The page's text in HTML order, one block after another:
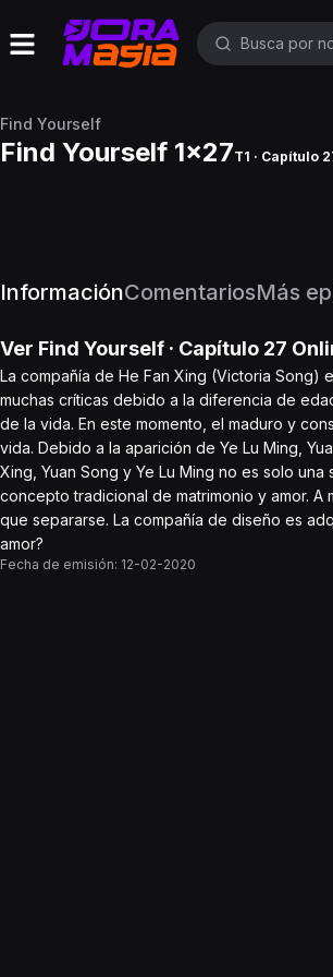
Find Yourself
Find Yourself 1x27T1 · Capítulo
InformaciónComentariosMás
Ver Find Yourself · Capítulo 27
La compañía de He Fan Xing (Victoria Song)
muchas críticas debido a la diferencia de
de la vida. En este momento, el maduro y
vida. Debido a la aparición de Ye Lu Ming,
Xing, Yuan Song y Ye Lu Ming no es solo
concepto tradicional de matrimonio y amor.
que separarse. La compañía de diseño es
amor?
Fecha de emisión: 12-02-2020